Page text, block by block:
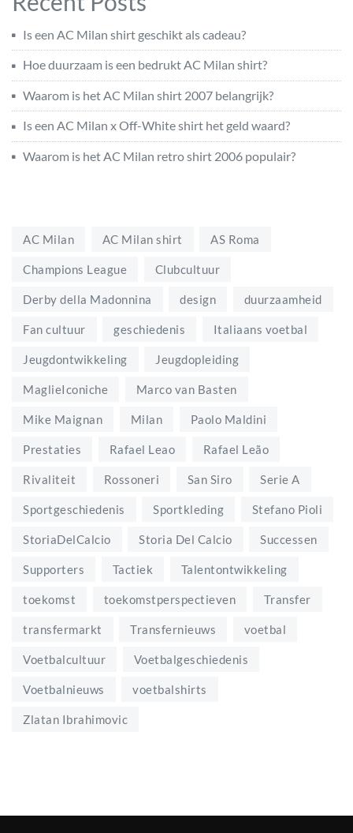
Is een AC Milan shirt geschikt als cadeau?
Hoe duurzaam is een bedrukt AC Milan shirt?
Waarom is het AC Milan shirt 2007 belangrijk?
Is een AC Milan x Off-White shirt het geld waard?
Waarom is het AC Milan retro shirt 2006 populair?
AC Milan AC Milan shirt AS Roma
Champions League Clubcultuur
Derby della Madonnina design duurzaamheid
Fan cultuur geschiedenis Italiaans voetbal
Jeugdontwikkeling Jeugdopleiding
MaglieIconiche Marco van Basten
Mike Maignan Milan Paolo Maldini
Prestaties Rafael Leao Rafael Leão
Rivaliteit Rossoneri San Siro Serie A
Sportgeschiedenis Sportkleding Stefano Pioli
StoriaDelCalcio Storia Del Calcio Successen
Supporters Tactiek Talentontwikkeling
toekomst toekomstperspectieven Transfer
transfermarkt Transfernieuws voetbal
Voetbalcultuur Voetbalgeschiedenis
Voetbalnieuws voetbalshirts
Zlatan Ibrahimovic